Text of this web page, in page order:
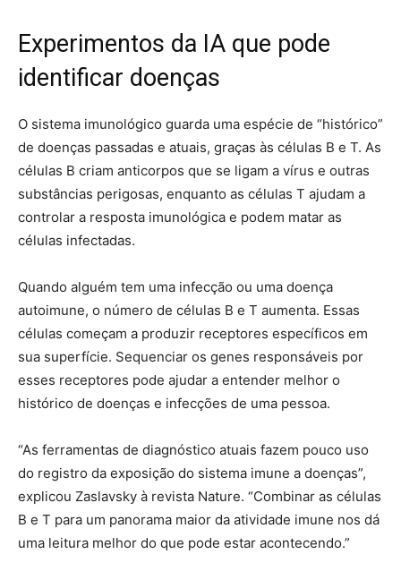
Experimentos da IA que pode
identificar doenças
O sistema imunológico guarda uma espécie de “histórico”
de doenças passadas e atuais, graças às células B e T. As
células B criam anticorpos que se ligam a vírus e outras
substâncias perigosas, enquanto as células T ajudam a
controlar a resposta imunológica e podem matar as
células infectadas.
Quando alguém tem uma infecção ou uma doença
autoimune, o número de células B e T aumenta. Essas
células começam a produzir receptores específicos em
sua superfície. Sequenciar os genes responsáveis por
esses receptores pode ajudar a entender melhor o
histórico de doenças e infecções de uma pessoa.
“As ferramentas de diagnóstico atuais fazem pouco uso
do registro da exposição do sistema imune a doenças”,
explicou Zaslavsky à revista Nature. “Combinar as células
B e T para um panorama maior da atividade imune nos dá
uma leitura melhor do que pode estar acontecendo.”